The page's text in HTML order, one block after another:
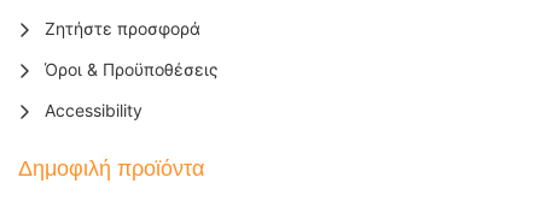
Ζητήστε προσφορά
Όροι & Προϋποθέσεις
Accessibility
Δημοφιλή προϊόντα